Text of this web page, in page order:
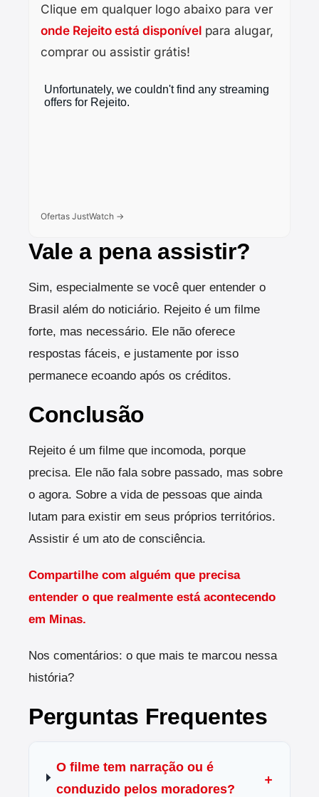
Clique em qualquer logo abaixo para ver
onde Rejeito está disponível para alugar,
comprar ou assistir grátis!
Ofertas JustWatch →
Vale a pena assistir?
Sim, especialmente se você quer entender o
Brasil além do noticiário. Rejeito é um filme
forte, mas necessário. Ele não oferece
respostas fáceis, e justamente por isso
permanece ecoando após os créditos.
Conclusão
Rejeito é um filme que incomoda, porque
precisa. Ele não fala sobre passado, mas sobre
o agora. Sobre a vida de pessoas que ainda
lutam para existir em seus próprios territórios.
Assistir é um ato de consciência.
Compartilhe com alguém que precisa
entender o que realmente está acontecendo
em Minas.
Nos comentários: o que mais te marcou nessa
história?
Perguntas Frequentes
O filme tem narração ou é
conduzido pelos moradores?